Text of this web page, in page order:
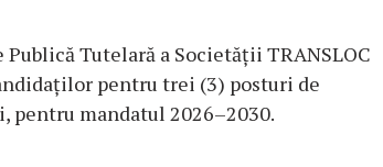
Tutelară a Societății TRANSLOC
pentru trei (3) posturi de
mandatul 2026–2030.